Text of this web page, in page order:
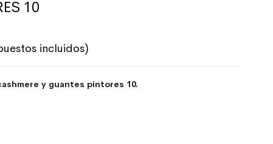
10
era: 51,00€.
actual es: 25,50€.
incluidos)
y guantes pintores 10.